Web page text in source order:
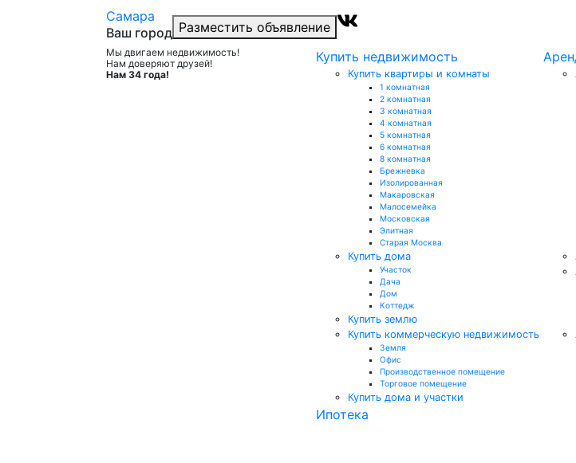
Мы двигаем недвижимость!
Нам доверяют друзей!
Нам 34 года!
Купить недвижимость
Купить квартиры и комнаты
1 комнатная
2 комнатная
3 комнатная
4 комнатная
5 комнатная
6 комнатная
8 комнатная
Брежневка
Изолированная
Макаровская
Малосемейка
Московская
Элитная
Старая Москва
Купить дома
Участок
Дача
Дом
Коттедж
Купить землю
Купить коммерческую недвижимость
Земля
Офис
Производственное помещение
Торговое помещение
Купить дома и участки
Ипотека
Самара
Ваш город Разместить объявление